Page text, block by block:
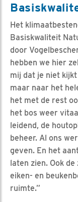
Het
Basiskwaliteit
door
hebben we hier
mij dat je niet
maar naar het
het met de rest
het bos weer
leidend, de
beheer. Al ons
geven. En het
laten zien. Ook
eiken- en
ruimte.”